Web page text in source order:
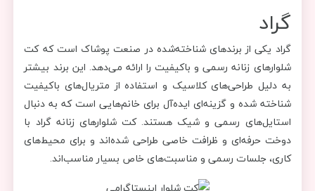
گراد
گراد یکی از برندهای شناخته‌شده در صنعت پوشاک است که کت
شلوارهای زنانه رسمی و باکیفیت را ارائه می‌دهد. این برند بیشتر
به دلیل طراحی‌های کلاسیک و استفاده از متریال‌های باکیفیت
شناخته شده و گزینه‌ای ایده‌آل برای خانم‌هایی است که به دنبال
استایل‌های رسمی و شیک هستند. کت شلوارهای زنانه گراد با
دوخت حرفه‌ای و ظرافت خاصی طراحی شده‌اند و برای محیط‌های
کاری، جلسات رسمی و مناسبت‌های خاص بسیار مناسب‌اند.